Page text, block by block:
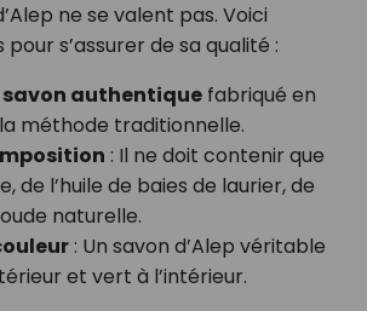
ne se valent pas. Voici
s’assurer de sa qualité :
savon authentiquefabriqué en
méthode traditionnelle.
: Il ne doit contenir que
de l’huile de baies de laurier, de
naturelle.
: Un savon d’Alep véritable
et vert à l’intérieur.